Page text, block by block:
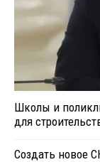
Школы и
для
Создать новое